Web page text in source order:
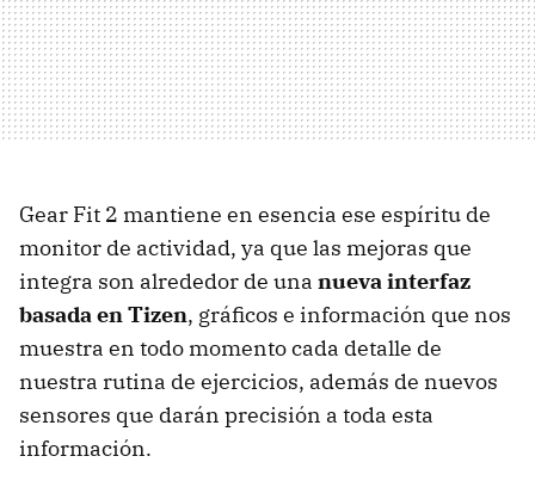
Gear Fit 2 mantiene en esencia ese espíritu de
monitor de actividad, ya que las mejoras que
integra son alrededor de una nueva interfaz
basada en Tizen, gráficos e información que nos
muestra en todo momento cada detalle de
nuestra rutina de ejercicios, además de nuevos
sensores que darán precisión a toda esta
información.